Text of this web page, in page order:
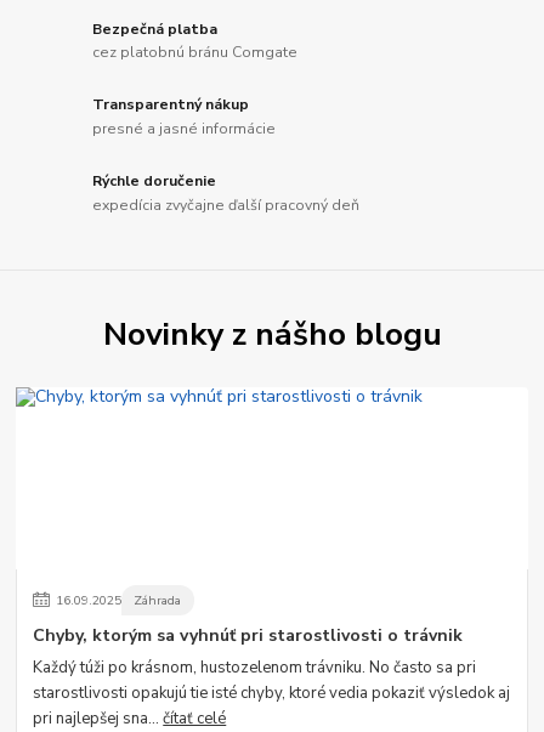
Bezpečná platba
cez platobnú bránu Comgate
Transparentný nákup
presné a jasné informácie
Rýchle doručenie
expedícia zvyčajne ďalší pracovný deň
Novinky z nášho blogu
16.09.2025 Záhrada
Chyby, ktorým sa vyhnúť pri starostlivosti o trávnik
Každý túži po krásnom, hustozelenom trávniku. No často sa pri
starostlivosti opakujú tie isté chyby, ktoré vedia pokaziť výsledok aj
pri najlepšej sna...čítať celé